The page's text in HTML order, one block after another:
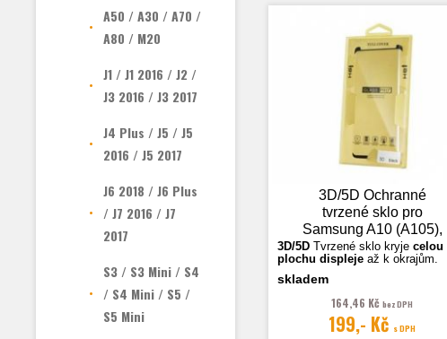
A50 / A30 / A70 /
A80 / M20
J1 / J1 2016 / J2 /
J3 2016 / J3 2017
J4 Plus / J5 / J5
2016 / J5 2017
J6 2018 / J6 Plus
/ J7 2016 / J7
2017
S3 / S3 Mini / S4
/ S4 Mini / S5 /
S5 Mini
3D/5D Ochranné
tvrzené sklo pro
Samsung A10 (A105),
černá
3D/5D Tvrzené sklo kryjecelou
plochu displejeaž k okrajům.
Fotografie jsou ilustrační.
skladem
164,46 Kčbez DPH
199,- Kč s DPH